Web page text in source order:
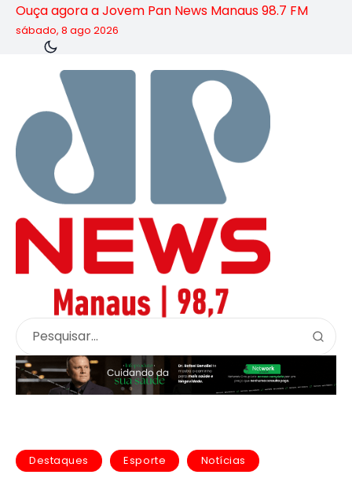
Ouça agora a Jovem Pan News Manaus 98.7 FM
sábado, 8 ago 2026
Destaques Esporte Notícias